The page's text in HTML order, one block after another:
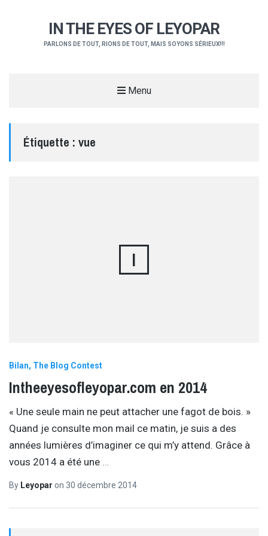
IN THE EYES OF LEYOPAR
PARLONS DE TOUT, RIONS DE TOUT, MAIS SOYONS SÉRIEUX!!!
Menu
Étiquette : vue
I
Bilan The Blog Contest
Intheeyesofleyopar.com en 2014
« Une seule main ne peut attacher une fagot de bois. »
Quand je consulte mon mail ce matin, je suis a des
années lumières d’imaginer ce qui m’y attend. Grâce à
vous 2014 a été une …
By Leyopar on 30 décembre 2014